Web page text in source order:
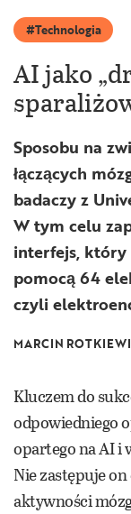
Technologia
AI jako
Sposobu na
łączących
badaczy z
W tym celu
interfejs, który
pomocą 64
czyli
MARCIN
Kluczem do
odpowiedniego
opartego na AI i
Nie zastępuje
aktywności